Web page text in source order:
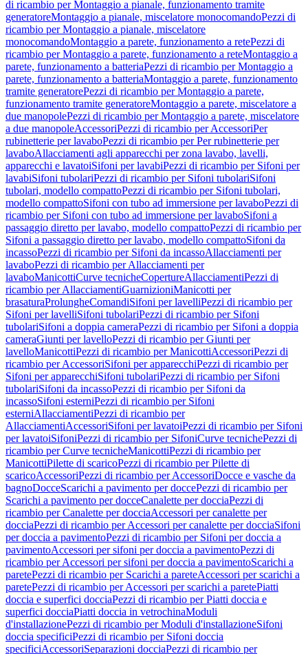
di ricambio per Montaggio a pianale, funzionamento tramite
generatoreMontaggio a pianale, miscelatore monocomandoPezzi di
ricambio per Montaggio a pianale, miscelatore
monocomandoMontaggio a parete, funzionamento a retePezzi di
ricambio per Montaggio a parete, funzionamento a reteMontaggio a
parete, funzionamento a batteriaPezzi di ricambio per Montaggio a
parete, funzionamento a batteriaMontaggio a parete, funzionamento
tramite generatorePezzi di ricambio per Montaggio a parete,
funzionamento tramite generatoreMontaggio a parete, miscelatore a
due manopolePezzi di ricambio per Montaggio a parete, miscelatore
a due manopoleAccessoriPezzi di ricambio per AccessoriPer
rubinetterie per lavaboPezzi di ricambio per Per rubinetterie per
lavaboAllacciamenti agli apparecchi per zona lavabo, lavelli,
apparecchi e lavatoiSifoni per lavabiPezzi di ricambio per Sifoni per
lavabiSifoni tubolariPezzi di ricambio per Sifoni tubolariSifoni
tubolari, modello compattoPezzi di ricambio per Sifoni tubolari,
modello compattoSifoni con tubo ad immersione per lavaboPezzi di
ricambio per Sifoni con tubo ad immersione per lavaboSifoni a
passaggio diretto per lavabo, modello compattoPezzi di ricambio per
Sifoni a passaggio diretto per lavabo, modello compattoSifoni da
incassoPezzi di ricambio per Sifoni da incassoAllacciamenti per
lavaboPezzi di ricambio per Allacciamenti per
lavaboManicottiCurve tecnicheCopertureAllacciamentiPezzi di
ricambio per AllacciamentiGuarnizioniManicotti per
brasaturaProlungheComandiSifoni per lavelliPezzi di ricambio per
Sifoni per lavelliSifoni tubolariPezzi di ricambio per Sifoni
tubolariSifoni a doppia cameraPezzi di ricambio per Sifoni a doppia
cameraGiunti per lavelloPezzi di ricambio per Giunti per
lavelloManicottiPezzi di ricambio per ManicottiAccessoriPezzi di
ricambio per AccessoriSifoni per apparecchiPezzi di ricambio per
Sifoni per apparecchiSifoni tubolariPezzi di ricambio per Sifoni
tubolariSifoni da incassoPezzi di ricambio per Sifoni da
incassoSifoni esterniPezzi di ricambio per Sifoni
esterniAllacciamentiPezzi di ricambio per
AllacciamentiAccessoriSifoni per lavatoiPezzi di ricambio per Sifoni
per lavatoiSifoniPezzi di ricambio per SifoniCurve tecnichePezzi di
ricambio per Curve tecnicheManicottiPezzi di ricambio per
ManicottiPilette di scaricoPezzi di ricambio per Pilette di
scaricoAccessoriPezzi di ricambio per AccessoriDocce e vasche da
bagnoDocceScarichi a pavimento per doccePezzi di ricambio per
Scarichi a pavimento per docceCanalette per docciaPezzi di
ricambio per Canalette per docciaAccessori per canalette per
docciaPezzi di ricambio per Accessori per canalette per docciaSifoni
per doccia a pavimentoPezzi di ricambio per Sifoni per doccia a
pavimentoAccessori per sifoni per doccia a pavimentoPezzi di
ricambio per Accessori per sifoni per doccia a pavimentoScarichi a
paretePezzi di ricambio per Scarichi a pareteAccessori per scarichi a
paretePezzi di ricambio per Accessori per scarichi a paretePiatti
doccia e superfici docciaPezzi di ricambio per Piatti doccia e
superfici docciaPiatti doccia in vetrochinaModuli
d'installazionePezzi di ricambio per Moduli d'installazioneSifoni
doccia specificiPezzi di ricambio per Sifoni doccia
specificiAccessoriSeparazioni docciaPezzi di ricambio per